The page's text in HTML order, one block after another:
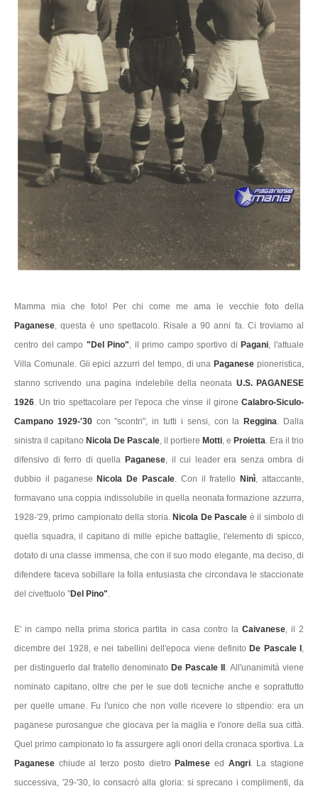
Mamma mia che foto! Per chi come me ama le vecchie foto della
Paganese, questa è uno spettacolo. Risale a 90 anni fa. Ci troviamo al
centro del campo "Del Pino", il primo campo sportivo di Pagani, l'attuale
Villa Comunale. Gli epici azzurri del tempo, di una Paganese pioneristica,
stanno scrivendo una pagina indelebile della neonata U.S. PAGANESE
1926. Un trio spettacolare per l'epoca che vinse il girone Calabro-Siculo-
Campano 1929-'30 con "scontri", in tutti i sensi, con la Reggina. Dalla
sinistra il capitano Nicola De Pascale, il portiere Motti, e Proietta. Era il trio
difensivo di ferro di quella Paganese, il cui leader era senza ombra di
dubbio il paganese Nicola De Pascale. Con il fratello Ninì, attaccante,
formavano una coppia indissolubile in quella neonata formazione azzurra,
1928-'29, primo campionato della storia.Nicola De Pascale è il simbolo di
quella squadra, il capitano di mille epiche battaglie, l'elemento di spicco,
dotato di una classe immensa, che con il suo modo elegante, ma deciso, di
difendere faceva sobillare la folla entusiasta che circondava le staccionate
del civettuolo "Del Pino".
E' in campo nella prima storica partita in casa contro la Caivanese, il 2
dicembre del 1928, e nei tabellini dell'epoca viene definito De Pascale I ,
per distinguerlo dal fratello denominato De Pascale II . All'unanimità viene
nominato capitano, oltre che per le sue doti tecniche anche e soprattutto
per quelle umane. Fu l'unico che non volle ricevere lo stipendio: era un
paganese purosangue che giocava per la maglia e l'onore della sua città.
Quel primo campionato lo fa assurgere agli onori della cronaca sportiva. La
Paganese chiude al terzo posto dietro Palmese ed Angri. La stagione
successiva, '29-'30, lo consacrò alla gloria: si sprecano i complimenti, da